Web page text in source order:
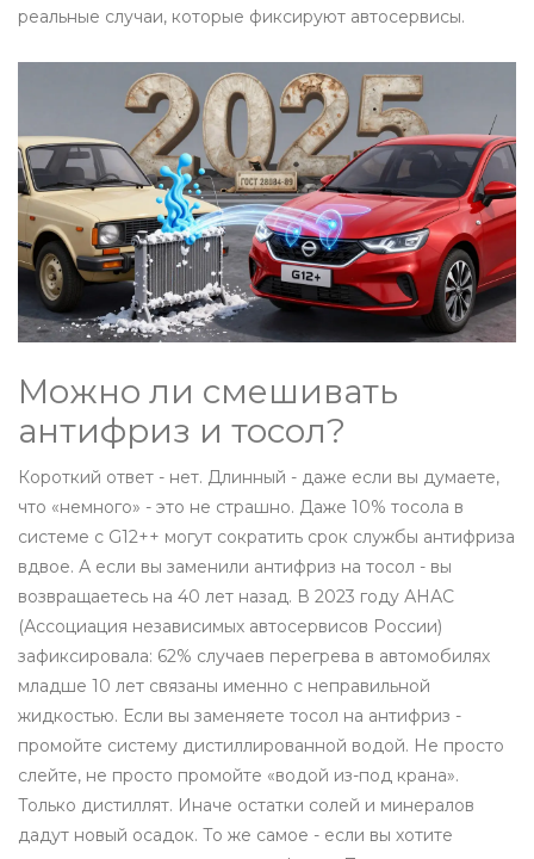
реальные случаи, которые фиксируют автосервисы.
Можно ли смешивать
антифриз и тосол?
Короткий ответ - нет. Длинный - даже если вы думаете,
что «немного» - это не страшно. Даже 10% тосола в
системе с G12++ могут сократить срок службы антифриза
вдвое. А если вы заменили антифриз на тосол - вы
возвращаетесь на 40 лет назад. В 2023 году АНАС
(Ассоциация независимых автосервисов России)
зафиксировала: 62% случаев перегрева в автомобилях
младше 10 лет связаны именно с неправильной
жидкостью. Если вы заменяете тосол на антифриз -
промойте систему дистиллированной водой. Не просто
слейте, не просто промойте «водой из-под крана».
Только дистиллят. Иначе остатки солей и минералов
дадут новый осадок. То же самое - если вы хотите